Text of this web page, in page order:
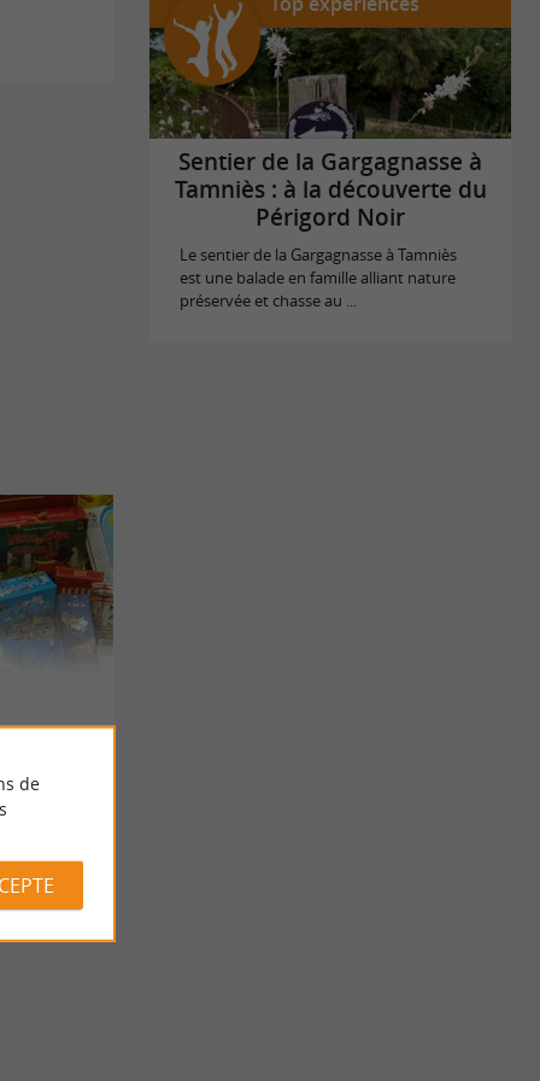
Sentier de la Gargagnasse à
Tamniès : à la découverte du
Périgord Noir
Le sentier de la Gargagnasse à Tamniès
est une balade en famille alliant nature
préservée et chasse au ...
de